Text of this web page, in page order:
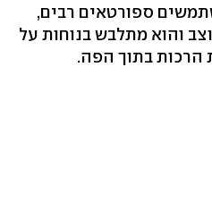
ספורטאים רבים,
והוא מתלבש בנוחות על
הרכות בתוך הפה.